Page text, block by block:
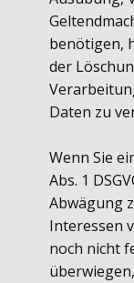
benötigen,
der
Daten zu
Wenn Sie
Abs. 1
Abwägung
Interessen
noch nicht